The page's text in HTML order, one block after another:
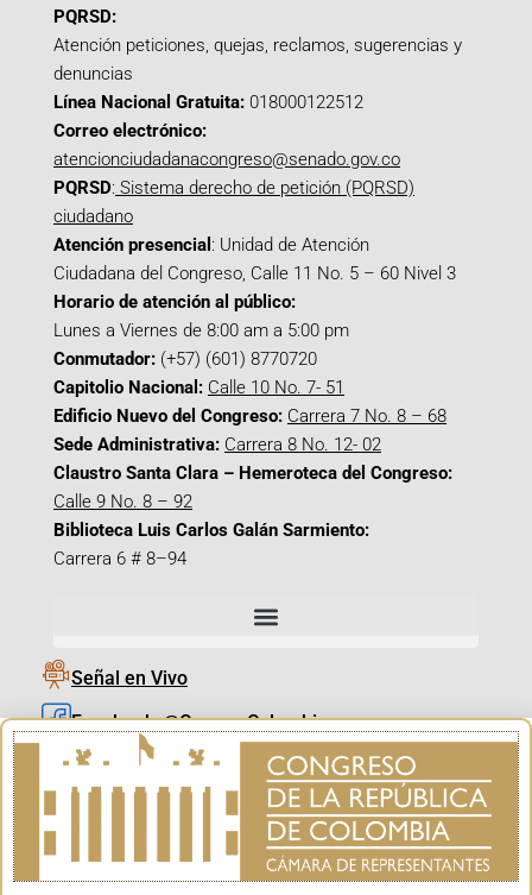
PQRSD:
Atención peticiones, quejas, reclamos, sugerencias y
denuncias
Línea Nacional Gratuita: 018000122512
Correo electrónico:
atencionciudadanacongreso@senado.gov.co
PQRSD: Sistema derecho de petición (PQRSD)
ciudadano
Atención presencial : Unidad de Atención
Ciudadana del Congreso, Calle 11 No. 5 – 60 Nivel 3
Horario de atención al público:
Lunes a Viernes de 8:00 am a 5:00 pm
Conmutador: (+57) (601) 8770720
Capitolio Nacional: Calle 10 No. 7- 51
Edificio Nuevo del Congreso: Carrera 7 No. 8 – 68
Sede Administrativa: Carrera 8 No. 12- 02
Claustro Santa Clara – Hemeroteca del Congreso:
Calle 9 No. 8 – 92
Biblioteca Luis Carlos Galán Sarmiento:
Carrera 6 # 8–94
Señal en Vivo
Facebook_@CamaraColombia
Instagram_@CamaraColombia
X_@CamaraColombia
Youtube_@CamaraColombia